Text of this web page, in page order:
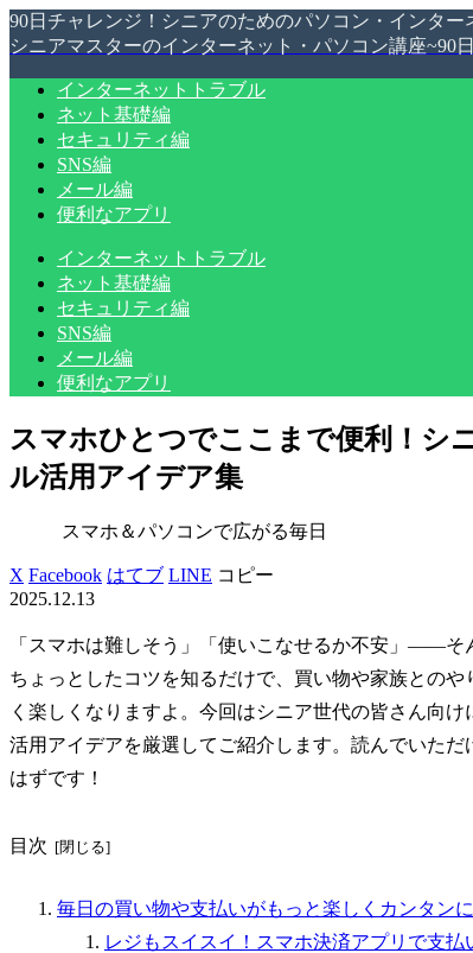
90日チャレンジ！シニアのためのパソコン・インター
シニアマスターのインターネット・パソコン講座~90
インターネットトラブル
ネット基礎編
セキュリティ編
SNS編
メール編
便利なアプリ
インターネットトラブル
ネット基礎編
セキュリティ編
SNS編
メール編
便利なアプリ
スマホひとつでここまで便利！シ
ル活用アイデア集
スマホ＆パソコンで広がる毎日
X Facebook はてブ LINE コピー
2025.12.13
「スマホは難しそう」「使いこなせるか不安」——そ
ちょっとしたコツを知るだけで、買い物や家族との
く楽しくなりますよ。今回はシニア世代の皆さん向
活用アイデアを厳選してご紹介します。読んでいた
はずです！
目次
毎日の買い物や支払いがもっと楽しくカンタン
レジもスイスイ！スマホ決済アプリで支払